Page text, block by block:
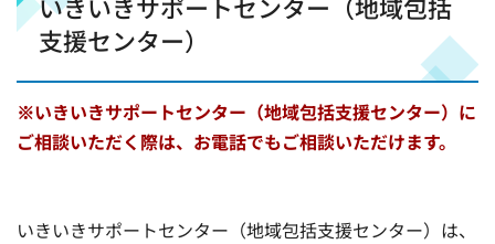
支援センター）
※いきいきサポートセンター（地域包括支援センター） に
ご相談いただく際は、お電話でもご相談いただけます。
いきいきサポートセンター（地域包括支援センター）は、